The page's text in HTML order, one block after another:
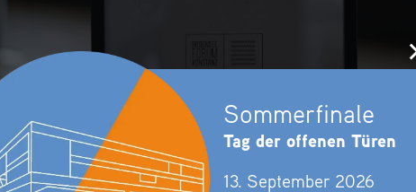
Sommerfinale
Tag der offenen Türen
13. September 2026